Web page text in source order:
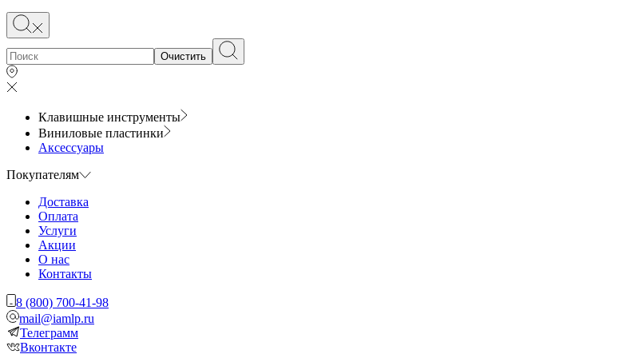
Очистить
Клавишные инструменты
Виниловые пластинки
Аксессуары
Покупателям
Доставка
Оплата
Услуги
Акции
О нас
Контакты
8 (800) 700-41-98
mail@iamlp.ru
Телеграмм
Вконтакте